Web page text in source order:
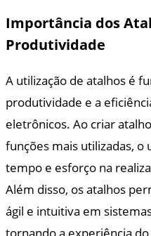
Importância dos
Produtividade
A utilização de atalhos é
produtividade e a
eletrônicos. Ao criar
funções mais utilizadas,
tempo e esforço na
Além disso, os atalhos
ágil e intuitiva em